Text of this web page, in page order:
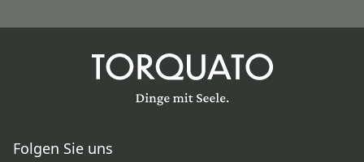
Folgen Sie uns